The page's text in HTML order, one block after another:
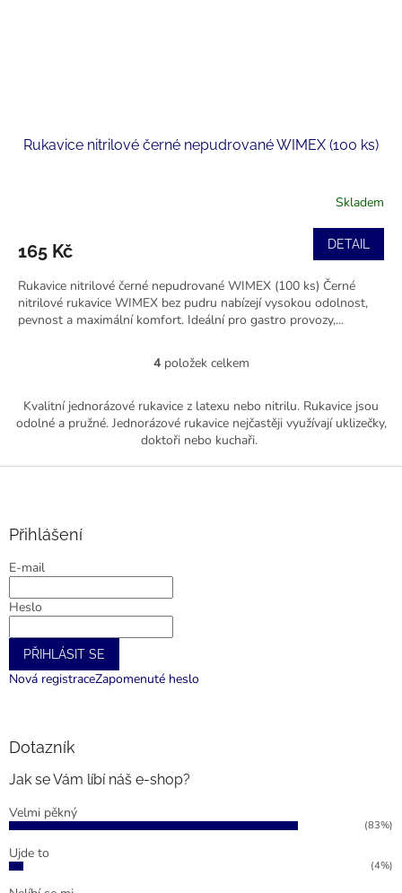
Rukavice nitrilové černé nepudrované WIMEX (100 ks)
Skladem
165 Kč DETAIL
Rukavice nitrilové černé nepudrované WIMEX (100 ks) Černé
nitrilové rukavice WIMEX bez pudru nabízejí vysokou odolnost,
pevnost a maximální komfort. Ideální pro gastro provozy,...
O
l
á
d
c
4položek celkem
Kvalitní jednorázové rukavice z latexu nebo nitrilu. Rukavice jsou
odolné a pružné. Jednorázové rukavice nejčastěji využívají uklizečky,
doktoři nebo kuchaři.
Přihlášení
E-mail
Heslo
PŘIHLÁSIT SE
Nová registraceZapomenuté heslo
Dotazník
Jak se Vám líbí náš e-shop?
Velmi pěkný
(83%)
Ujde to
(4%)